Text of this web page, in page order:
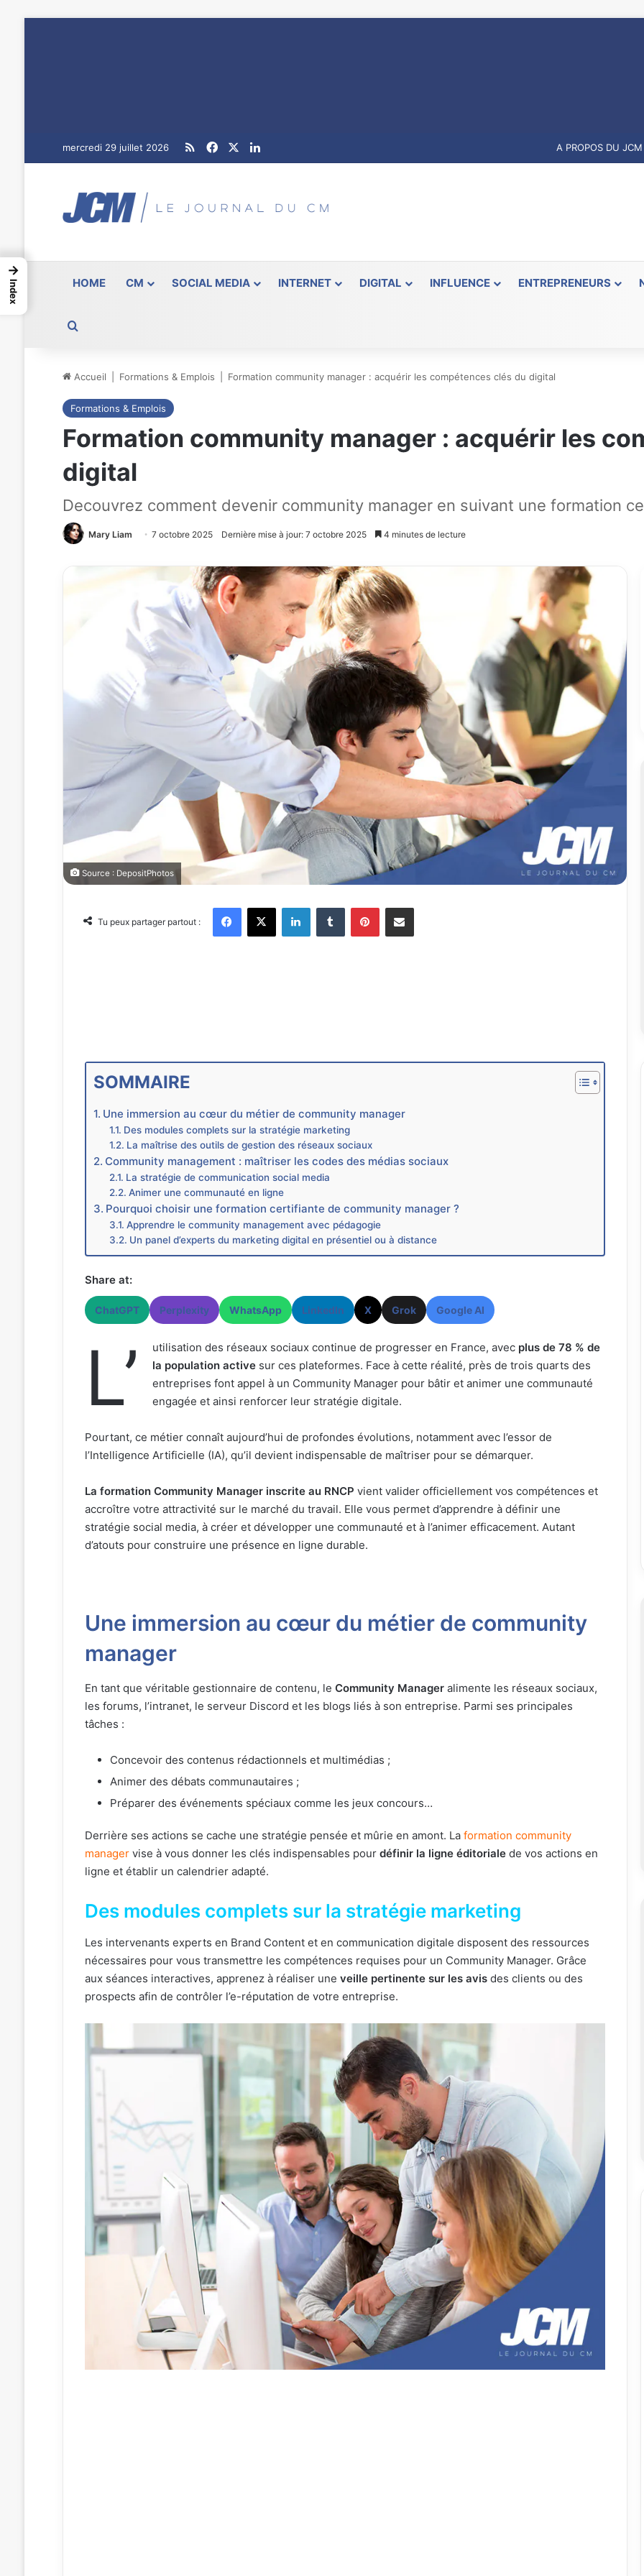
mercredi 29 juillet 2026 RSSFacebookLinkedin A PROPOS DU JCM
HOME CM SOCIAL MEDIA INTERNET DIGITAL INFLUENCE ENTREPRENEURS
Accueil Formations & Emplois Formation community manager : acquérir les compétences clés du digital
Formations & Emplois
Formation community manager : acquérir les
digital
Decouvrez comment devenir community manager en suivant une formation
Mary Liam 7 octobre 2025 Dernière mise à jour: 7 octobre 2025 4 minutes de lecture
Source : DepositPhotos
Tu peux partager partout :
Facebook X Linkedin Tumblr Pinterest Partager par email
SOMMAIRE
Une immersion au cœur du métier de community manager
Des modules complets sur la stratégie marketing
La maîtrise des outils de gestion des réseaux sociaux
Community management : maîtriser les codes des médias sociaux
La stratégie de communication social media
Animer une communauté en ligne
Pourquoi choisir une formation certifiante de community manager ?
Apprendre le community management avec pédagogie
Un panel d’experts du marketing digital en présentiel ou à distance
Share at:
ChatGPT Perplexity WhatsApp LinkedIn X Grok Google AI
L’ utilisation des réseaux sociaux continue de progresser en France, avecplus de 78 % de
la population activesur ces plateformes. Face à cette réalité, près de trois quarts des
entreprises font appel à un Community Manager pour bâtir et animer une communauté
engagée et ainsi renforcer leur stratégie digitale.
Pourtant, ce métier connaît aujourd’hui de profondes évolutions, notamment avec l’essor de
l’Intelligence Artificielle (IA), qu’il devient indispensable de maîtriser pour se démarquer.
La formation Community Manager inscrite au RNCP vient valider officiellement vos compétences et
accroître votre attractivité sur le marché du travail. Elle vous permet d’apprendre à définir une
stratégie social media, à créer et développer une communauté et à l’animer efficacement. Autant
d’atouts pour construire une présence en ligne durable.
Une immersion au cœur du métier de community
manager
En tant que véritable gestionnaire de contenu, le Community Manageralimente les réseaux sociaux,
les forums, l’intranet, le serveur Discord et les blogs liés à son entreprise. Parmi ses principales
tâches :
Concevoir des contenus rédactionnels et multimédias ;
Animer des débats communautaires ;
Préparer des événements spéciaux comme les jeux concours…
Derrière ses actions se cache une stratégie pensée et mûrie en amont. La formation community
managervise à vous donner les clés indispensables pour définir la ligne éditoriale de vos actions en
ligne et établir un calendrier adapté.
Des modules complets sur la stratégie marketing
Les intervenants experts en Brand Content et en communication digitale disposent des ressources
nécessaires pour vous transmettre les compétences requises pour un Community Manager. Grâce
aux séances interactives, apprenez à réaliser une veille pertinente sur les avisdes clients ou des
prospects afin de contrôler l’e-réputation de votre entreprise.
→
Index